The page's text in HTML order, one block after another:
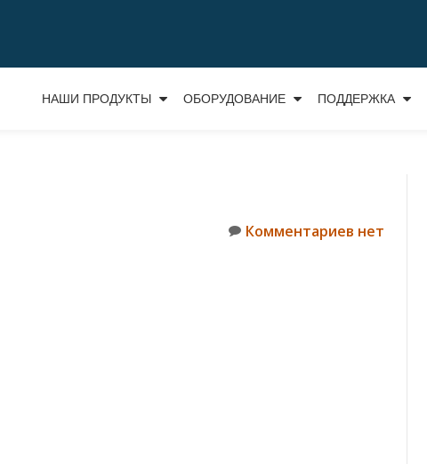
НАШИ ПРОДУКТЫ ОБОРУДОВАНИЕ ПОДДЕРЖКА
Комментариев нет